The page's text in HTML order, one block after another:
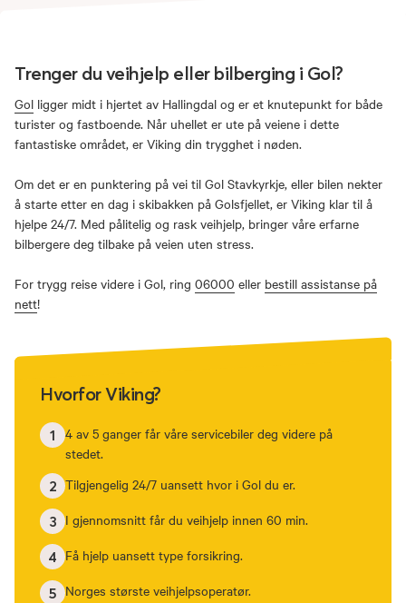
Trenger du veihjelp eller bilberging i Gol?
Gol ligger midt i hjertet av Hallingdal og er et knutepunkt for både
turister og fastboende. Når uhellet er ute på veiene i dette
fantastiske området, er Viking din trygghet i nøden.
Om det er en punktering på vei til Gol Stavkyrkje, eller bilen nekter
å starte etter en dag i skibakken på Golsfjellet, er Viking klar til å
hjelpe 24/7. Med pålitelig og rask veihjelp, bringer våre erfarne
bilbergere deg tilbake på veien uten stress.
For trygg reise videre i Gol, ring 06000 eller bestill assistanse på
nett!
Hvorfor Viking?
1 4 av 5 ganger får våre servicebiler deg videre på
stedet.
2 Tilgjengelig 24/7 uansett hvor i Gol du er.
3 I gjennomsnitt får du veihjelp innen 60 min.
4 Få hjelp uansett type forsikring.
5 Norges største veihjelpsoperatør.